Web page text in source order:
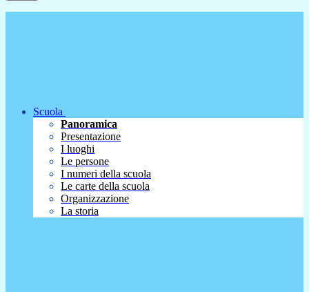
Scuola
Panoramica
Presentazione
I luoghi
Le persone
I numeri della scuola
Le carte della scuola
Organizzazione
La storia